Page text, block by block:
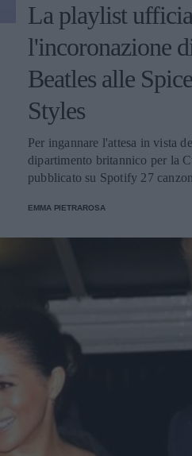
La playlist
l'incoronazione
Beatles alle
Styles
Per ingannare l'attesa in vista
dipartimento britannico per la
pubblicato su Spotify 27
EMMA PIETRAROSA